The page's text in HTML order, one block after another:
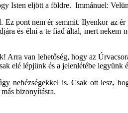
Isten eljött a földre. Immánuel:
pont nem ér semmit. Ilyenkor az
és élni a te fiad által, mert nekem
Arra van lehetőség, hogy az
elé lépjünk és a jelenlétébe
nehézségekkel is. Csak ott lesz,
bizonyításra.